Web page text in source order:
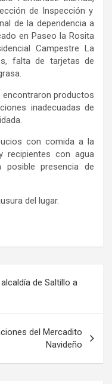
de Inspección y
de la dependencia a
en Paseo la Rosita
Campestre La
falta de tarjetas de
encontraron productos
inadecuadas de
a.
con comida a la
recipientes con agua
presencia de
del lugar.
de Saltillo a
del Mercadito
Navideño